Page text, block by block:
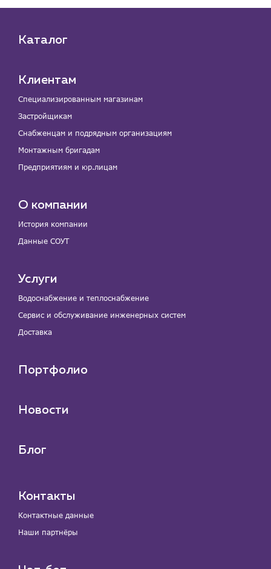
Каталог
Клиентам
Специализированным магазинам
Застройщикам
Снабженцам и подрядным организациям
Монтажным бригадам
Предприятиям и юр.лицам
О компании
История компании
Данные СОУТ
Услуги
Водоснабжение и теплоснабжение
Сервис и обслуживание инженерных систем
Доставка
Портфолио
Новости
Блог
Контакты
Контактные данные
Наши партнёры